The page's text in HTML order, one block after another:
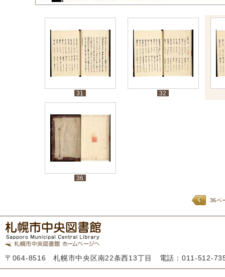
31 32
36
36ペ
〒064-8516 札幌市中央区南22条西13丁目 電話：011-512-